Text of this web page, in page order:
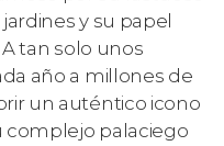
y su papel
tan solo unos
año a millones de
un auténtico icono
complejo palaciego